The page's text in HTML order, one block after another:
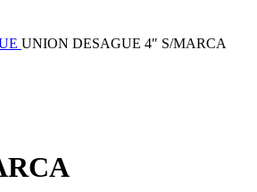
UNION DESAGUE 4″ S/MARCA